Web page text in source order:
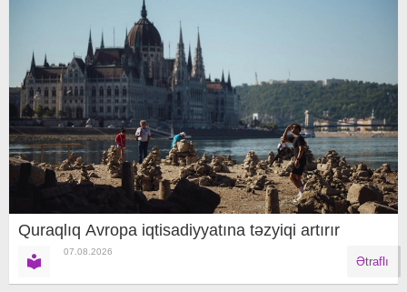
Quraqlıq Avropa iqtisadiyyatına təzyiqi artırır
07.08.2026
Ətraflı